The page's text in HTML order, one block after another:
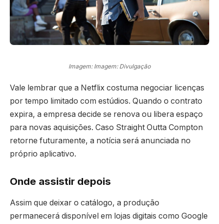
Imagem: Imagem: Divulgação
Vale lembrar que a Netflix costuma negociar licenças
por tempo limitado com estúdios. Quando o contrato
expira, a empresa decide se renova ou libera espaço
para novas aquisições. Caso Straight Outta Compton
retorne futuramente, a notícia será anunciada no
próprio aplicativo.
Onde assistir depois
Assim que deixar o catálogo, a produção
permanecerá disponível em lojas digitais como Google